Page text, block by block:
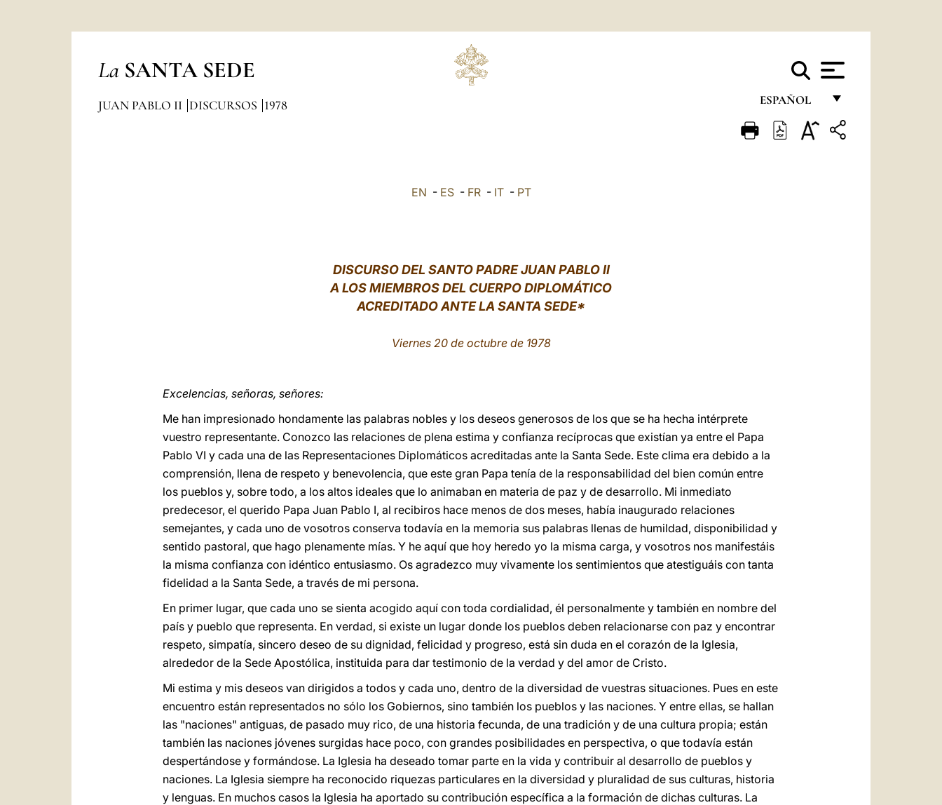
La SANTA SEDE
ESPAÑOL
FRANÇAIS
JUAN PABLO II DISCURSOS 1978
EN - ES- FR- IT- PT
DISCURSO DEL SANTO PADRE JUAN PABLO II
A LOS MIEMBROS DEL CUERPO DIPLOMÁTICO
ACREDITADO ANTE LA SANTA SEDE*
Viernes 20 de octubre de 1978
Excelencias, señoras, señores:
Me han impresionado hondamente las palabras nobles y los deseos generosos de los que se ha hecha intérprete
vuestro representante. Conozco las relaciones de plena estima y confianza recíprocas que existían ya entre el Papa
Pablo VI y cada una de las Representaciones Diplomáticos acreditadas ante la Santa Sede. Este clima era debido a la
comprensión, llena de respeto y benevolencia, que este gran Papa tenía de la responsabilidad del bien común entre
los pueblos y, sobre todo, a los altos ideales que lo animaban en materia de paz y de desarrollo. Mi inmediato
predecesor, el querido Papa Juan Pablo I, al recibiros hace menos de dos meses, había inaugurado relaciones
semejantes, y cada uno de vosotros conserva todavía en la memoria sus palabras llenas de humildad, disponibilidad y
sentido pastoral, que hago plenamente mías. Y he aquí que hoy heredo yo la misma carga, y vosotros nos manifestáis
la misma confianza con idéntico entusiasmo. Os agradezco muy vivamente los sentimientos que atestiguáis con tanta
fidelidad a la Santa Sede, a través de mi persona.
En primer lugar, que cada uno se sienta acogido aquí con toda cordialidad, él personalmente y también en nombre del
país y pueblo que representa. En verdad, si existe un lugar donde los pueblos deben relacionarse con paz y encontrar
respeto, simpatía, sincero deseo de su dignidad, felicidad y progreso, está sin duda en el corazón de la Iglesia,
alrededor de la Sede Apostólica, instituida para dar testimonio de la verdad y del amor de Cristo.
Mi estima y mis deseos van dirigidos a todos y cada uno, dentro de la diversidad de vuestras situaciones. Pues en este
encuentro están representados no sólo los Gobiernos, sino también los pueblos y las naciones. Y entre ellas, se hallan
las "naciones" antiguas, de pasado muy rico, de una historia fecunda, de una tradición y de una cultura propia; están
también las naciones jóvenes surgidas hace poco, con grandes posibilidades en perspectiva, o que todavía están
despertándose y formándose. La Iglesia ha deseado tomar parte en la vida y contribuir al desarrollo de pueblos y
naciones. La Iglesia siempre ha reconocido riquezas particulares en la diversidad y pluralidad de sus culturas, historia
y lenguas. En muchos casos la Iglesia ha aportado su contribución específica a la formación de dichas culturas. La